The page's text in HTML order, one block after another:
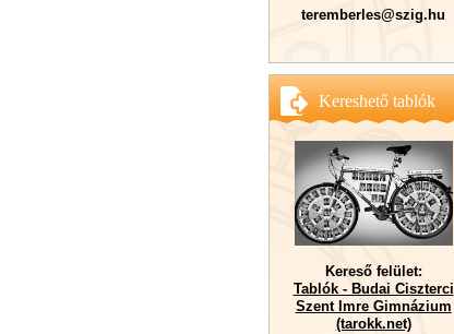
teremberles@szig.hu
Kereshető tablók
Kereső felület:
Tablók - Budai Ciszterci
Szent Imre Gimnázium
(tarokk.net)